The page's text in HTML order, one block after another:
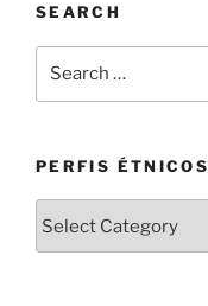
SEARCH
PERFIS ÉTNICOS